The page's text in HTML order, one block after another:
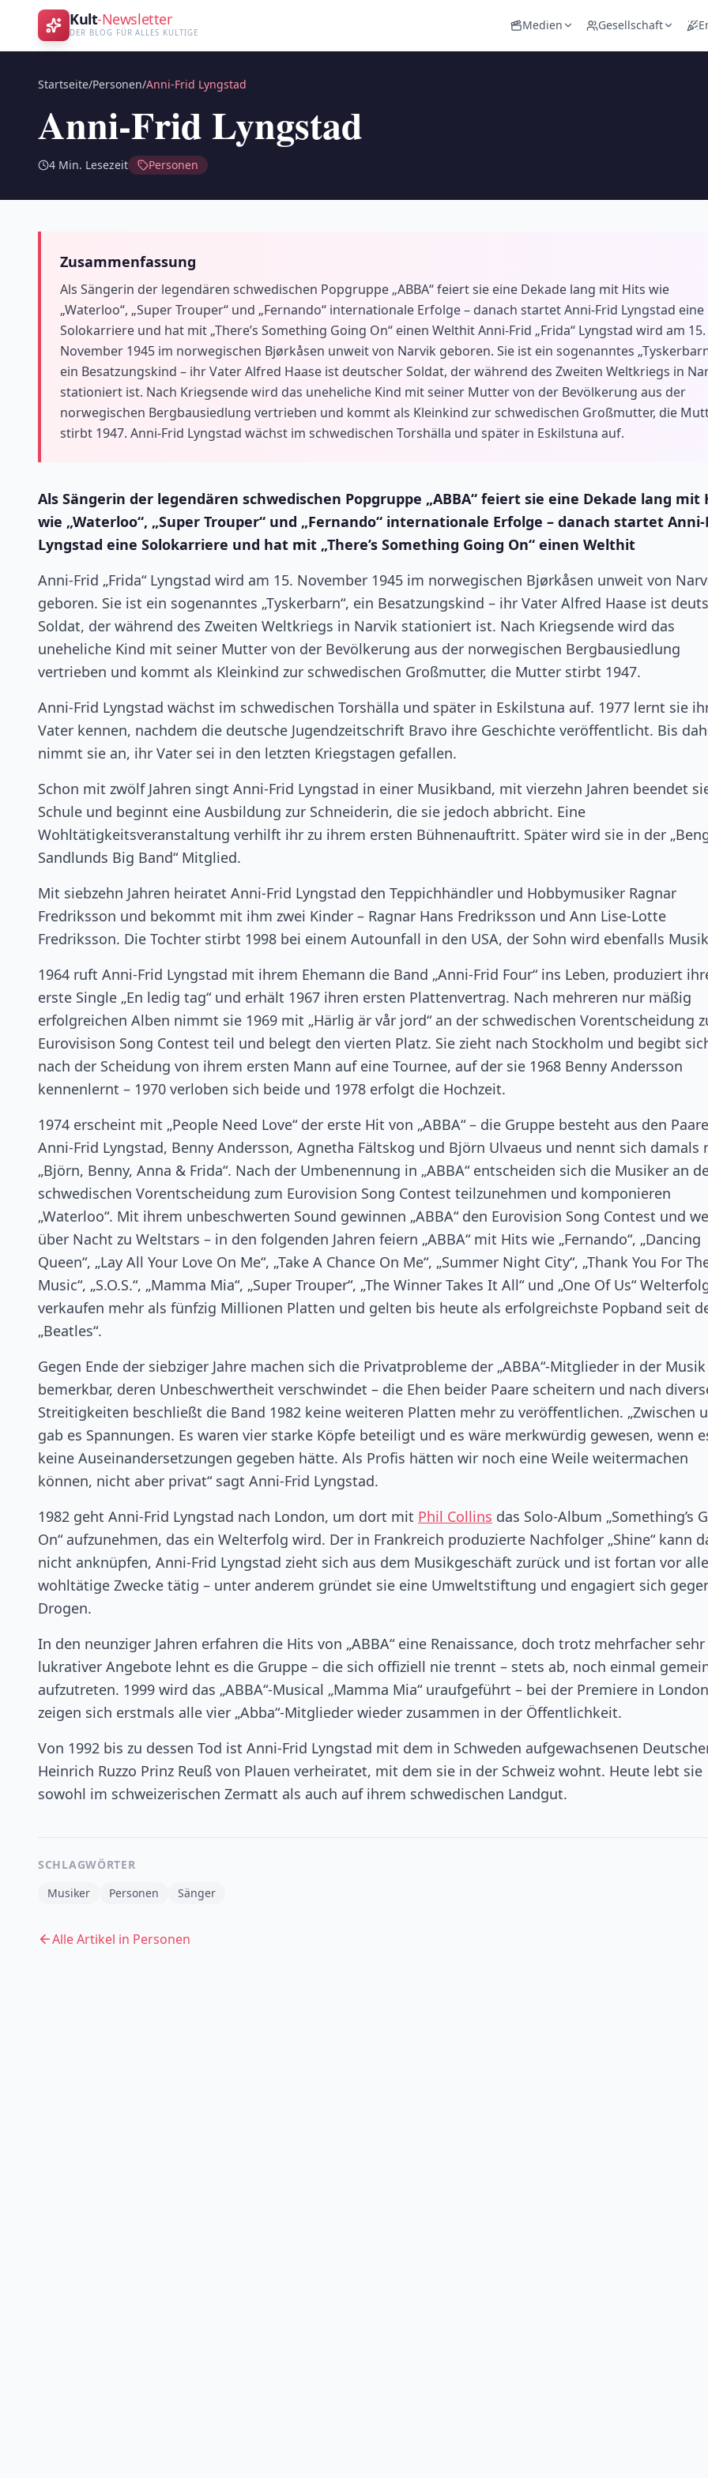
Kult-Newsletter
DER BLOG FÜR ALLES KULTIGE
Medien Gesellschaft
Startseite/Personen/Anni-Frid Lyngstad
Anni-Frid Lyngstad
4 Min. Lesezeit Personen
Zusammenfassung
Als Sängerin der legendären schwedischen Popgruppe „ABBA“ feiert sie eine Dekade lang mit Hits wie
„Waterloo“, „Super Trouper“ und „Fernando“ internationale Erfolge – danach startet Anni-Frid Lyngstad eine
Solokarriere und hat mit „There’s Something Going On“ einen Welthit Anni-Frid „Frida“ Lyngstad wird am 15.
November 1945 im norwegischen Bjørkåsen unweit von Narvik geboren. Sie ist ein sogenanntes
ein Besatzungskind – ihr Vater Alfred Haase ist deutscher Soldat, der während des Zweiten Weltkriegs in
stationiert ist. Nach Kriegsende wird das uneheliche Kind mit seiner Mutter von der Bevölkerung aus der
norwegischen Bergbausiedlung vertrieben und kommt als Kleinkind zur schwedischen Großmutter, die
stirbt 1947. Anni-Frid Lyngstad wächst im schwedischen Torshälla und später in Eskilstuna auf.
Als Sängerin der legendären schwedischen Popgruppe „ABBA“ feiert sie eine Dekade lang mit
wie „Waterloo“, „Super Trouper“ und „Fernando“ internationale Erfolge – danach startet Anni-
Lyngstad eine Solokarriere und hat mit „There’s Something Going On“ einen Welthit
Anni-Frid „Frida“ Lyngstad wird am 15. November 1945 im norwegischen Bjørkåsen unweit von
geboren. Sie ist ein sogenanntes „Tyskerbarn“, ein Besatzungskind – ihr Vater Alfred Haase ist
Soldat, der während des Zweiten Weltkriegs in Narvik stationiert ist. Nach Kriegsende wird das
uneheliche Kind mit seiner Mutter von der Bevölkerung aus der norwegischen Bergbausiedlung
vertrieben und kommt als Kleinkind zur schwedischen Großmutter, die Mutter stirbt 1947.
Anni-Frid Lyngstad wächst im schwedischen Torshälla und später in Eskilstuna auf. 1977 lernt sie
Vater kennen, nachdem die deutsche Jugendzeitschrift Bravo ihre Geschichte veröffentlicht. Bis
nimmt sie an, ihr Vater sei in den letzten Kriegstagen gefallen.
Schon mit zwölf Jahren singt Anni-Frid Lyngstad in einer Musikband, mit vierzehn Jahren beendet
Schule und beginnt eine Ausbildung zur Schneiderin, die sie jedoch abbricht. Eine
Wohltätigkeitsveranstaltung verhilft ihr zu ihrem ersten Bühnenauftritt. Später wird sie in der
Sandlunds Big Band“ Mitglied.
Mit siebzehn Jahren heiratet Anni-Frid Lyngstad den Teppichhändler und Hobbymusiker Ragnar
Fredriksson und bekommt mit ihm zwei Kinder – Ragnar Hans Fredriksson und Ann Lise-Lotte
Fredriksson. Die Tochter stirbt 1998 bei einem Autounfall in den USA, der Sohn wird ebenfalls
1964 ruft Anni-Frid Lyngstad mit ihrem Ehemann die Band „Anni-Frid Four“ ins Leben, produziert
erste Single „En ledig tag“ und erhält 1967 ihren ersten Plattenvertrag. Nach mehreren nur mäßig
erfolgreichen Alben nimmt sie 1969 mit „Härlig är vår jord“ an der schwedischen Vorentscheidung
Eurovisison Song Contest teil und belegt den vierten Platz. Sie zieht nach Stockholm und begibt
nach der Scheidung von ihrem ersten Mann auf eine Tournee, auf der sie 1968 Benny Andersson
kennenlernt – 1970 verloben sich beide und 1978 erfolgt die Hochzeit.
1974 erscheint mit „People Need Love“ der erste Hit von „ABBA“ – die Gruppe besteht aus den
Anni-Frid Lyngstad, Benny Andersson, Agnetha Fältskog und Björn Ulvaeus und nennt sich damals
„Björn, Benny, Anna & Frida“. Nach der Umbenennung in „ABBA“ entscheiden sich die Musiker an
schwedischen Vorentscheidung zum Eurovision Song Contest teilzunehmen und komponieren
„Waterloo“. Mit ihrem unbeschwerten Sound gewinnen „ABBA“ den Eurovision Song Contest und
über Nacht zu Weltstars – in den folgenden Jahren feiern „ABBA“ mit Hits wie „Fernando“, „Dancing
Queen“, „Lay All Your Love On Me“, „Take A Chance On Me“, „Summer Night City“, „Thank You For
Music“, „S.O.S.“, „Mamma Mia“, „Super Trouper“, „The Winner Takes It All“ und „One Of Us“
verkaufen mehr als fünfzig Millionen Platten und gelten bis heute als erfolgreichste Popband seit
„Beatles“.
Gegen Ende der siebziger Jahre machen sich die Privatprobleme der „ABBA“-Mitglieder in der Musik
bemerkbar, deren Unbeschwertheit verschwindet – die Ehen beider Paare scheitern und nach
Streitigkeiten beschließt die Band 1982 keine weiteren Platten mehr zu veröffentlichen. „Zwischen
gab es Spannungen. Es waren vier starke Köpfe beteiligt und es wäre merkwürdig gewesen, wenn
keine Auseinandersetzungen gegeben hätte. Als Profis hätten wir noch eine Weile weitermachen
können, nicht aber privat“ sagt Anni-Frid Lyngstad.
1982 geht Anni-Frid Lyngstad nach London, um dort mit Phil Collins das Solo-Album „Something’s
On“ aufzunehmen, das ein Welterfolg wird. Der in Frankreich produzierte Nachfolger „Shine“ kann
nicht anknüpfen, Anni-Frid Lyngstad zieht sich aus dem Musikgeschäft zurück und ist fortan vor
wohltätige Zwecke tätig – unter anderem gründet sie eine Umweltstiftung und engagiert sich
Drogen.
In den neunziger Jahren erfahren die Hits von „ABBA“ eine Renaissance, doch trotz mehrfacher sehr
lukrativer Angebote lehnt es die Gruppe – die sich offiziell nie trennt – stets ab, noch einmal
aufzutreten. 1999 wird das „ABBA“-Musical „Mamma Mia“ uraufgeführt – bei der Premiere in London
zeigen sich erstmals alle vier „Abba“-Mitglieder wieder zusammen in der Öffentlichkeit.
Von 1992 bis zu dessen Tod ist Anni-Frid Lyngstad mit dem in Schweden aufgewachsenen
Heinrich Ruzzo Prinz Reuß von Plauen verheiratet, mit dem sie in der Schweiz wohnt. Heute lebt sie
sowohl im schweizerischen Zermatt als auch auf ihrem schwedischen Landgut.
SCHLAGWÖRTER
Musiker
Personen Sänger
Alle Artikel in Personen